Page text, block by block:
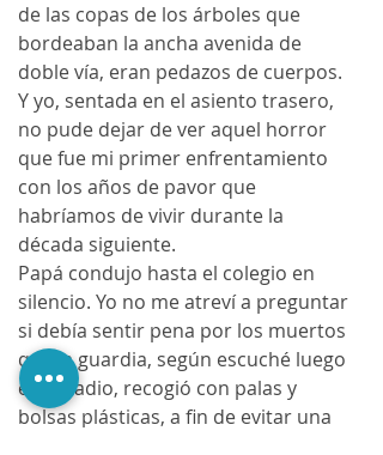
de las copas de los árboles que
bordeaban la ancha avenida de
doble vía, eran pedazos de cuerpos.
Y yo, sentada en el asiento trasero,
no pude dejar de ver aquel horror
que fue mi primer enfrentamiento
con los años de pavor que
habríamos de vivir durante la
década siguiente.
Papá condujo hasta el colegio en
silencio. Yo no me atreví a preguntar
si debía sentir pena por los muertos
que la guardia, según escuché luego
en la radio, recogió con palas y
bolsas plásticas, a fin de evitar una